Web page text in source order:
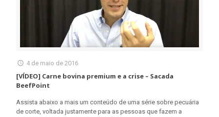
4 de maio de 2016
[VÍDEO] Carne bovina premium e a crise – Sacada
BeefPoint
Assista abaixo a mais um conteúdo de uma série sobre pecuária
de corte, voltada justamente para as pessoas que fazem a